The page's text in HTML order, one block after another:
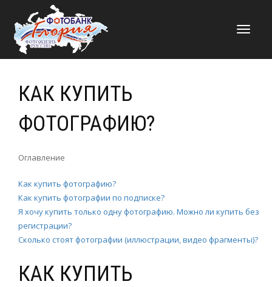
НАВИГАЦИЯ
КАК КУПИТЬ
ФОТОГРАФИЮ?
Оглавление
Как купить фотографию?
Как купить фотографии по подписке?
Я хочу купить только одну фотографию. Можно ли купить без
регистрации?
Сколько стоят фотографии (иллюстрации, видео фрагменты)?
КАК КУПИТЬ